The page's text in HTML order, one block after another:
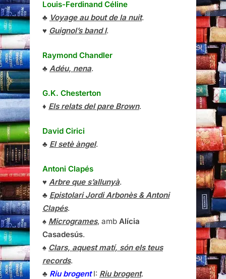
Louis-Ferdinand Céline
♣ Voyage au bout de la nuit.
♥ Guignol’s band I.
Raymond Chandler
♣ Adéu, nena.
G.K. Chesterton
♦ Els relats del pare Brown.
David Cirici
♣ El setè àngel.
Antoni Clapés
♥ Arbre que s’allunyà.
♣ Epistolari Jordi Arbonès & Antoni
Clapés.
♠ Microgrames, amb Alícia
Casadesús.
♠ Clars, aquest matí, són els teus
records.
♣ Riu brogentI: Riu brogent.